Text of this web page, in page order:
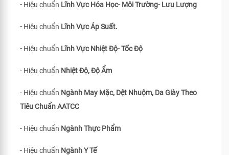
-Hiệu chuẩn Lĩnh Vực Hóa Học- Môi Trường- Lưu Lượng
-Hiệu chuẩn Lĩnh Vực Áp Suất.
-Hiệu chuẩn Lĩnh Vực Nhiệt Độ- Tốc Độ
- Hiệu chuẩn Nhiệt Độ, Độ Ẩm
- Hiệu chuẩn Ngành May Mặc, Dệt Nhuộm, Da Giày Theo
Tiêu ChuẩnAATCC
- Hiệu chuẩn Ngành Thực Phẩm
- Hiệu chuẩn Ngành Y Tế